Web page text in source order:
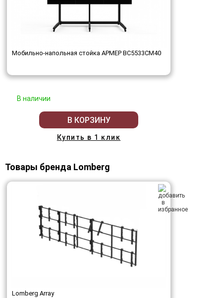
Мобильно-напольная стойка АРМЕР ВС5533СМ40
В наличии
В КОРЗИНУ
Купить в 1 клик
Товары бренда Lomberg
Lomberg Array